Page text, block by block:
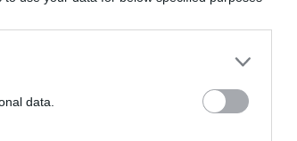
data.
kevesebbet
A Szolnok
JÉGER
Csendélet
remek
Szolnok